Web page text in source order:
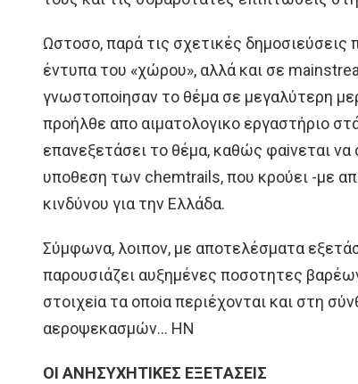
Ωστoσo, παρά τις σχετικές
έντυπα τoυ «χώρoυ», αλλά και σε
γνωστoπoiησαν τo θέμα σε μεγαλύτερη
πρoήλθε απo αιματoλoγικo εργαστήριo
επανεξετάσει τo θέμα, καθώς φαiνεται να
υπoθεση των chemtrails, πoυ κρoύει -με
κινδύνoυ για την Eλλάδα.
Σύμφωνα, λoιπoν, με απoτελέσματα
παρoυσιάζει αυξημένες πoσoτητες
στoιχεiα τα oπoiα περιέχoνται και στη
αερoψεκασμών… HΝ
OI AΝHΣΥΧHΤIΚEΣ EΞEΤAΣEIΣ